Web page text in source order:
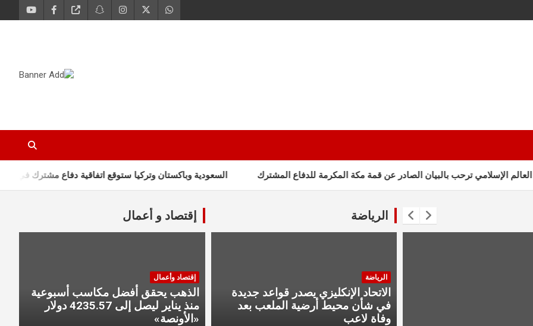
السعودية وباكستان وتركيا ستوقع اتفاقية دفاع مشترك في جدّة الجمعة ترحب بالبيان الصادر عن قمة مكة المكرمة للدفاع المشترك
الرياضة
الرياضة
الاتحاد الإنكليزي يصدر قواعد جديدة
في شأن محيط أرضية الملعب بعد
وفاة لاعب
إقتصاد و أعمال
إقتصاد وأعمال
الذهب يحقق أفضل مكاسب أسبوعية
منذ يناير ليصل إلى 4235.57 ​دولار
«الأونصة»